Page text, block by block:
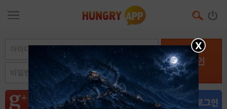
로그인
X